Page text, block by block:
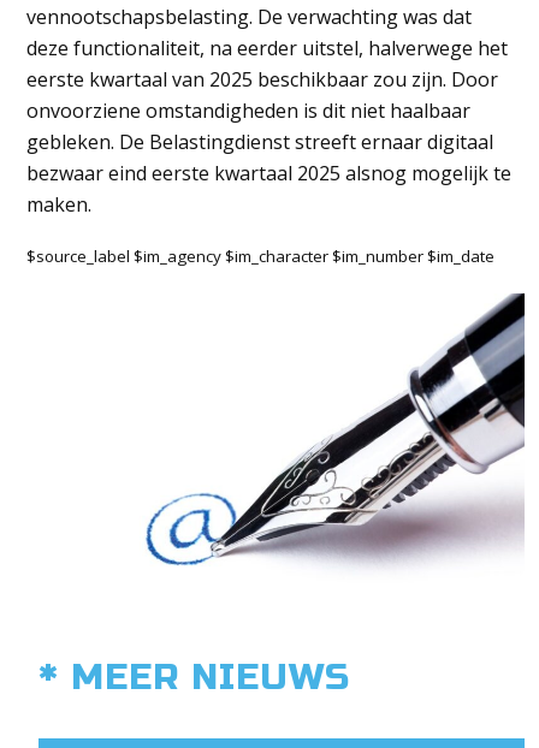
vennootschapsbelasting. De verwachting was dat
deze functionaliteit, na eerder uitstel, halverwege het
eerste kwartaal van 2025 beschikbaar zou zijn. Door
onvoorziene omstandigheden is dit niet haalbaar
gebleken. De Belastingdienst streeft ernaar digitaal
bezwaar eind eerste kwartaal 2025 alsnog mogelijk te
maken.
$source_label $im_agency $im_character $im_number $im_date
* MEER NIEUWS